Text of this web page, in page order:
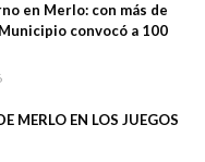
en Merlo: con más de
convocó a 100
MERLO EN LOS JUEGOS